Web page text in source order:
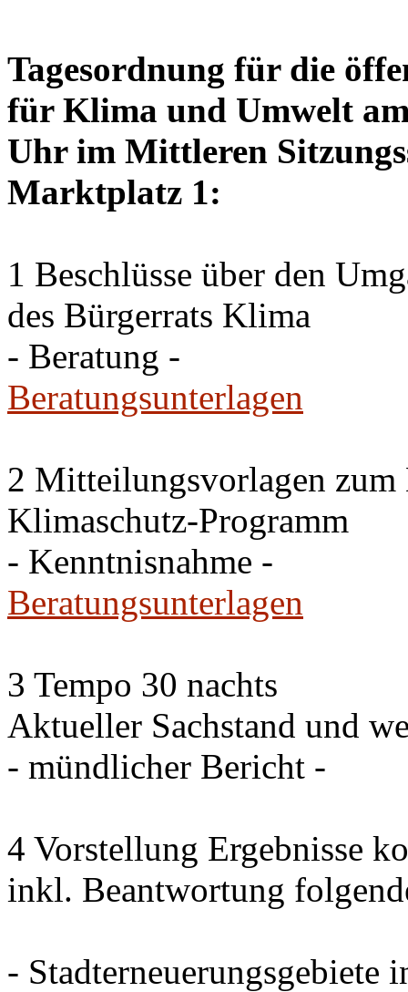
Tagesordnung für die
für Klima und Umwelt
Uhr im Mittleren
Marktplatz 1:
1 Beschlüsse über den
des Bürgerrats Klima
- Beratung -
Beratungsunterlagen
2 Mitteilungsvorlagen zum
Klimaschutz-Programm
- Kenntnisnahme -
Beratungsunterlagen
3 Tempo 30 nachts
Aktueller Sachstand und
- mündlicher Bericht -
4 Vorstellung Ergebnisse
inkl. Beantwortung
- Stadterneuerungsgebiete